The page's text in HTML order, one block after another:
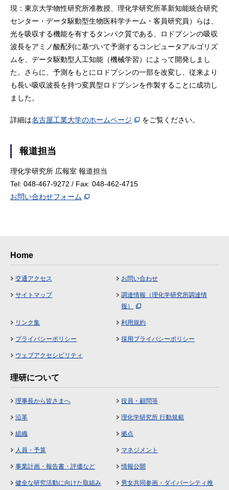
現：東京大学物性研究所准教授、理化学研究所革新知能統合研究
センター・データ駆動型生物医科学チーム・客員研究員）らは、
光を吸収する機能を有するタンパク質である、ロドプシンの吸収
波長をアミノ酸配列に基づいて予測するコンピュータアルゴリズ
ムを、データ駆動型人工知能（機械学習）によって開発しまし
た。さらに、予測をもとにロドプシンの一部を改変し、従来より
も長い吸収波長を持つ変異型ロドプシンを作製することに成功し
ました。
詳細は名古屋工業大学のホームページ をご覧ください。
報道担当
理化学研究所 広報室 報道担当
Tel: 048-467-9272 / Fax: 048-462-4715
お問い合わせフォーム
Home
交通アクセス お問い合わせ
サイトマップ
調達情報（理化学研究所調達情
報）
リンク集 利用規約
プライバシーポリシー 採用プライバシーポリシー
ウェブアクセシビリティ
理研について
理事長から皆さまへ 役員・顧問等
沿革 理化学研究所 行動規範
組織 拠点
人員・予算 マネジメント
事業計画・報告書・評価など 情報公開
健全な研究活動に向けた取組み
男女共同参画・ダイバーシティ推